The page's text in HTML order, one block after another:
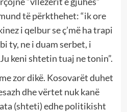
të përkthehet: “ik ore
i qelbur se ç’më ha trapi
ty, ne i duam serbet, i
keni shtetin tuaj ne tonin”.
zor dikë. Kosovarët duhet
dhe vërtet nuk kanë
(shteti) edhe politikisht